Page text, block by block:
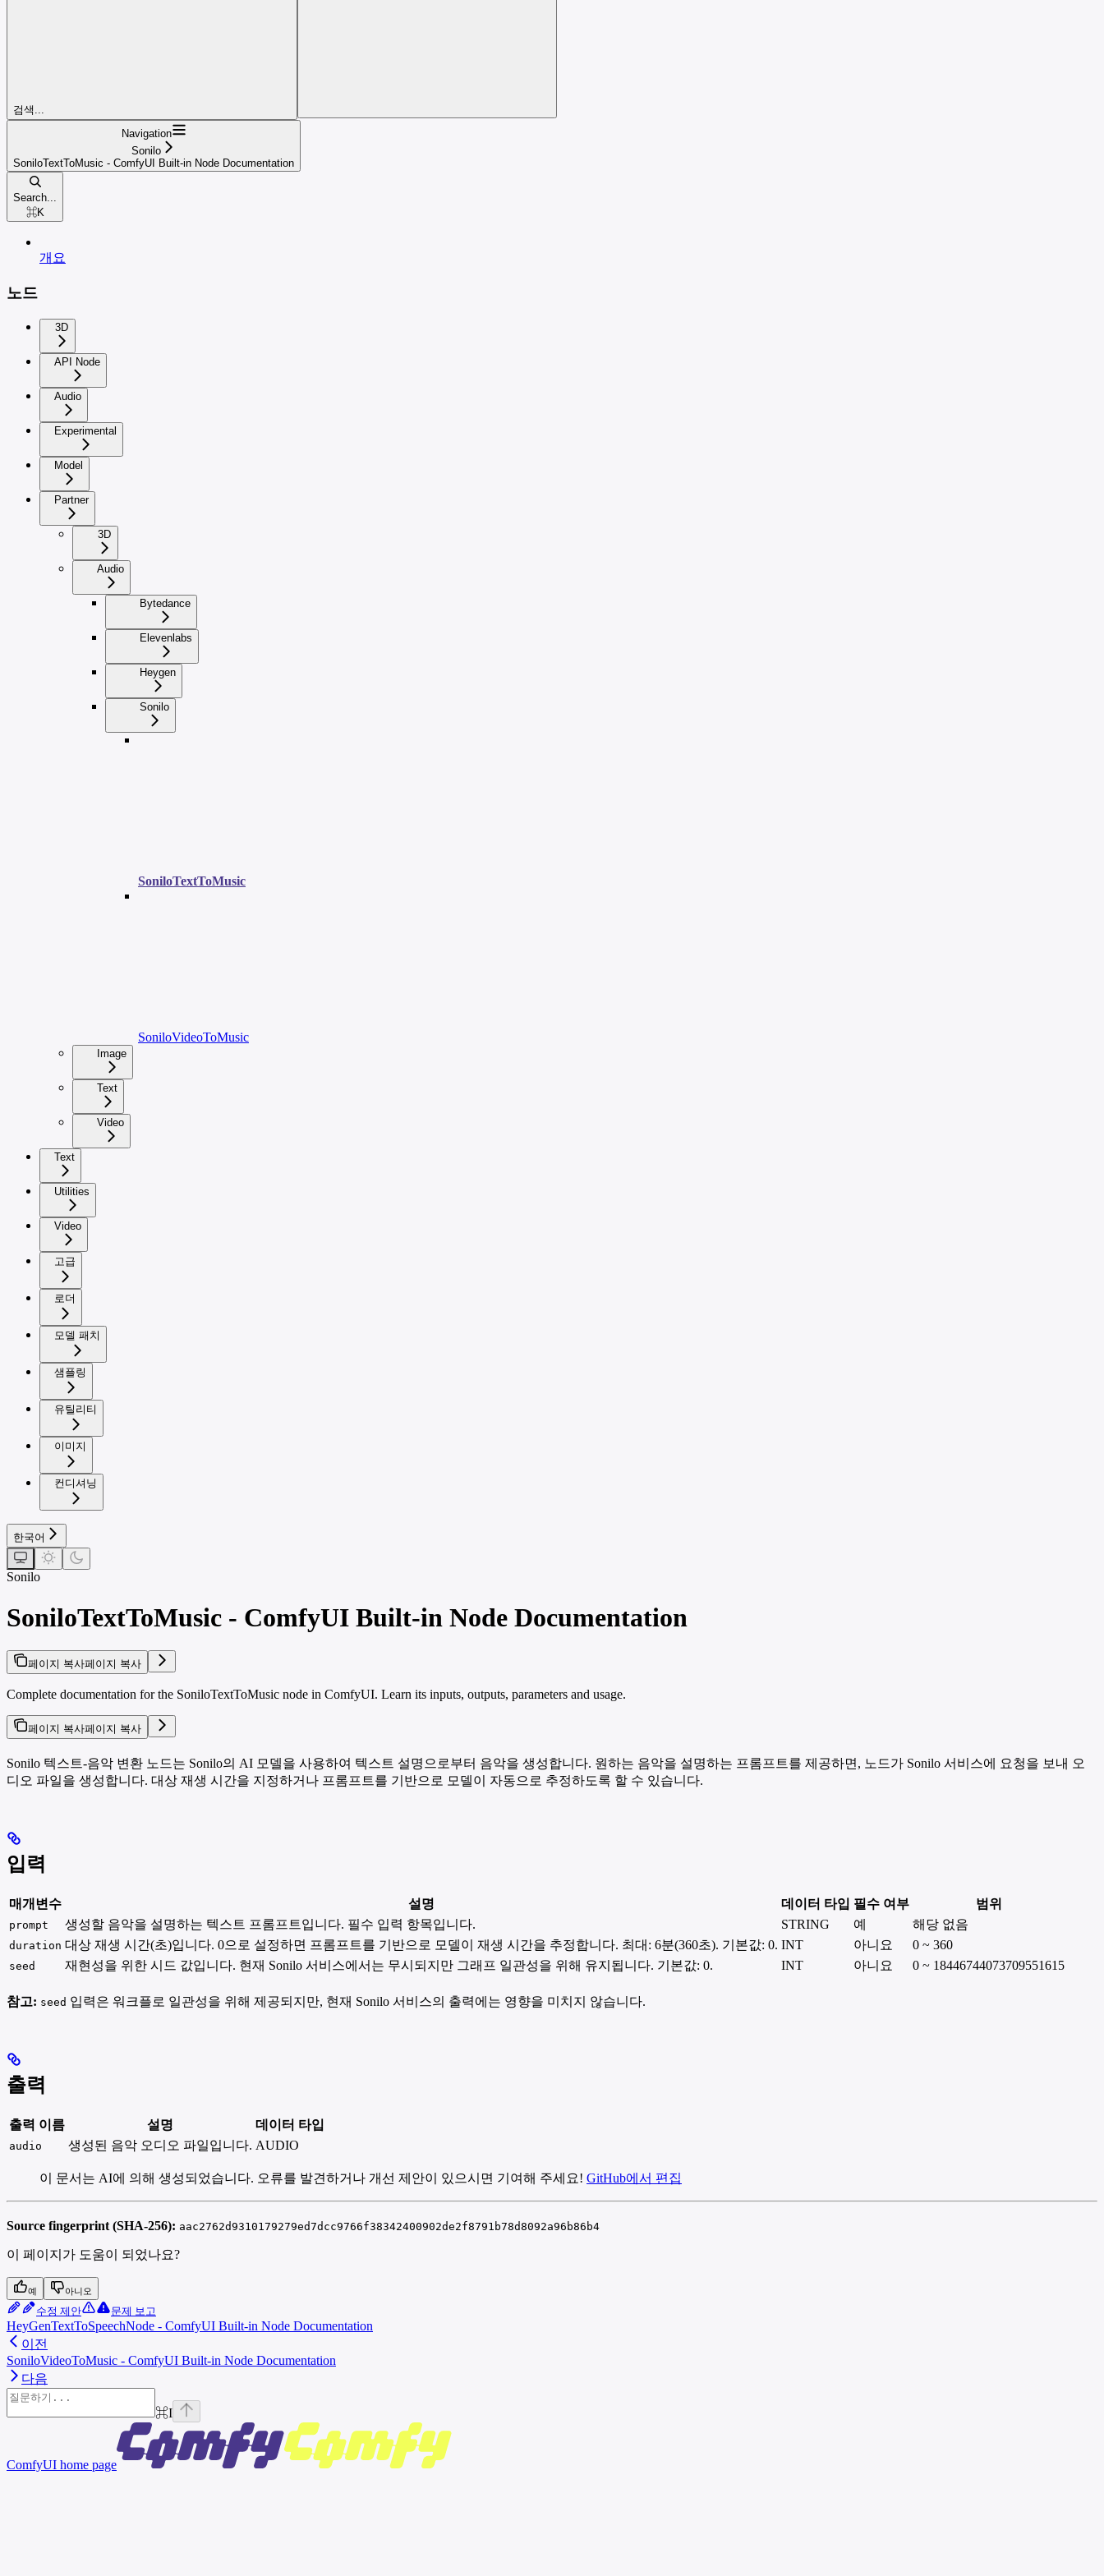
검색...
Navigation
Sonilo
SoniloTextToMusic - ComfyUI Built-in Node Documentation
Search...
⌘K
개요
노드
3D
API Node
Audio
Experimental
Model
Partner
3D
Audio
Bytedance
Elevenlabs
Heygen
Sonilo
SoniloTextToMusic
SoniloVideoToMusic
Image
Text
Video
Text
Utilities
Video
고급
로더
모델 패치
샘플링
유틸리티
이미지
컨디셔닝
한국어
Sonilo
SoniloTextToMusic - ComfyUI Built-in Node Documentation
페이지 복사페이지 복사
Complete documentation for the SoniloTextToMusic node in ComfyUI. Learn its inputs, outputs, parameters and usage.
페이지 복사페이지 복사
Sonilo 텍스트-음악 변환 노드는 Sonilo의 AI 모델을 사용하여 텍스트 설명으로부터 음악을 생성합니다. 원하는 음악을 설명하는 프롬프트를 제공하면, 노드가 Sonilo 서비스에 요청을 보내 오
디오 파일을 생성합니다. 대상 재생 시간을 지정하거나 프롬프트를 기반으로 모델이 자동으로 추정하도록 할 수 있습니다.
입력
매개변수 설명 데이터 타입 필수 여부 범위
prompt 생성할 음악을 설명하는 텍스트 프롬프트입니다. 필수 입력 항목입니다. STRING 예 해당 없음
duration 대상 재생 시간(초)입니다. 0으로 설정하면 프롬프트를 기반으로 모델이 재생 시간을 추정합니다. 최대: 6분(360초). 기본값: 0. INT 아니요 0 ~ 360
seed 재현성을 위한 시드 값입니다. 현재 Sonilo 서비스에서는 무시되지만 그래프 일관성을 위해 유지됩니다. 기본값: 0. INT 아니요 0 ~ 18446744073709551615
참고: seed 입력은 워크플로 일관성을 위해 제공되지만, 현재 Sonilo 서비스의 출력에는 영향을 미치지 않습니다.
출력
출력 이름 설명 데이터 타입
audio 생성된 음악 오디오 파일입니다. AUDIO
이 문서는 AI에 의해 생성되었습니다. 오류를 발견하거나 개선 제안이 있으시면 기여해 주세요! GitHub에서 편집
Source fingerprint (SHA-256): aac2762d9310179279ed7dcc9766f38342400902de2f8791b78d8092a96b86b4
이 페이지가 도움이 되었나요?
예 아니오
수정 제안 문제 보고
HeyGenTextToSpeechNode - ComfyUI Built-in Node Documentation
이전
SoniloVideoToMusic - ComfyUI Built-in Node Documentation
다음
⌘I
ComfyUI home page